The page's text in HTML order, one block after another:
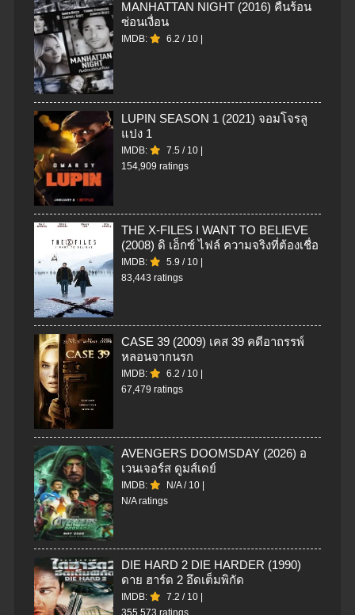
MANHATTAN NIGHT (2016) คืนร้อน
ซ่อนเงื่อน
IMDB: 6.2 / 10
LUPIN SEASON 1 (2021) จอมโจรลู
แปง 1
IMDB: 7.5 / 10
154,909 ratings
THE X-FILES I WANT TO BELIEVE
(2008) ดิ เอ็กซ์ ไฟล์ ความจริงที่ต้องเชื่อ
IMDB: 5.9 / 10
83,443 ratings
CASE 39 (2009) เคส 39 คดีอาถรรพ์
หลอนจากนรก
IMDB: 6.2 / 10
67,479 ratings
AVENGERS DOOMSDAY (2026) อ
เวนเจอร์ส ดูมส์เดย์
IMDB: N/A/ 10
N/A ratings
DIE HARD 2 DIE HARDER (1990)
ดาย ฮาร์ด 2 อึดเต็มพิกัด
IMDB: 7.2 / 10
355,573 ratings